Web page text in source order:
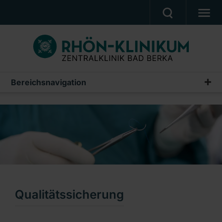
UNSERE KLINIK
PATIENTEN & ANGEHÖRIGE
Ein Unternehmen der RHÖN-KLINIKUM AG
Bereichsnavigation
Informationen für Ärzte & Studierende
Qualitätssicherung
Qualitätssicherung